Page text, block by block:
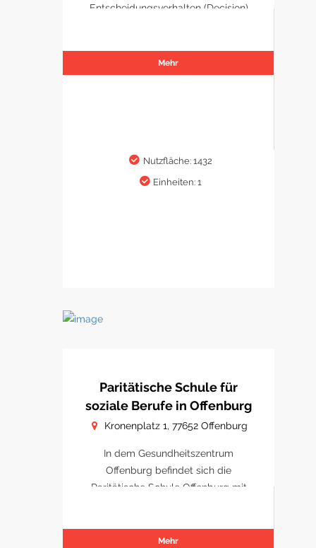
Entscheidungsverhalten (Decision)
Mehr
Nutzfläche: 1432
Einheiten: 1
Paritätische Schule für
soziale Berufe in Offenburg
Kronenplatz 1, 77652 Offenburg
In dem Gesundheitszentrum
Offenburg befindet sich die
Paritätische Schule Offenburg mit
Mehr